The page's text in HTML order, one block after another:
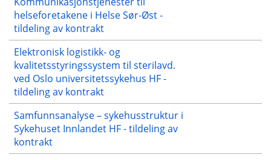
helseforetakene i Helse Sør-Øst -
tildeling av kontrakt
Elektronisk logistikk- og
kvalitetsstyringssystem til sterilavd.
ved Oslo universitetssykehus HF -
tildeling av kontrakt
Samfunnsanalyse – sykehusstruktur i
Sykehuset Innlandet HF - tildeling av
kontrakt